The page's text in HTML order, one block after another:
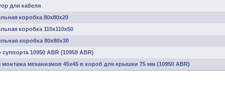
для кабеля
коробка 80x80x20
коробка 110x110x50
коробка 80х80х30
10950 ABR (10959 ABR)
механизмов 45х45 в короб для крышки 75 мм (10950 ABR)